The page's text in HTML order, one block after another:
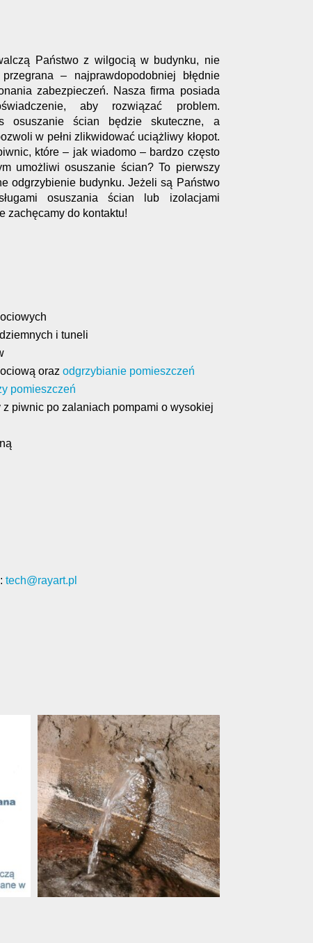
Państwo z wilgocią w budynku, nie
– najprawdopodobniej błędnie
zabezpieczeń. Nasza firma posiada
aby rozwiązać problem.
osuszanie ścian będzie skuteczne, a
w pełni zlikwidować uciążliwy kłopot.
które – jak wiadomo – bardzo często
umożliwi osuszanie ścian? To pierwszy
odgrzybienie budynku. Jeżeli są Państwo
osuszania ścian lub izolacjami
zachęcamy do kontaktu!
i tuneli
oraz odgrzybianie pomieszczeń
pomieszczeń
piwnic po zalaniach pompami o wysokiej
tech@rayart.pl